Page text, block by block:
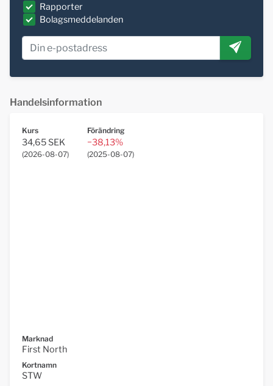
Rapporter
Bolagsmeddelanden
Handelsinformation
Kurs
34,65 SEK
(2026-08-07)
Förändring
−38,13%
(2025-08-07)
Marknad
First North
Kortnamn
STW